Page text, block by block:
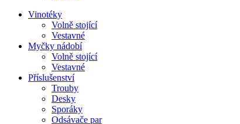
Vinotéky
Volně stojící
Vestavné
Myčky nádobí
Volně stojící
Vestavné
Příslušenství
Trouby
Desky
Sporáky
Odsávače par